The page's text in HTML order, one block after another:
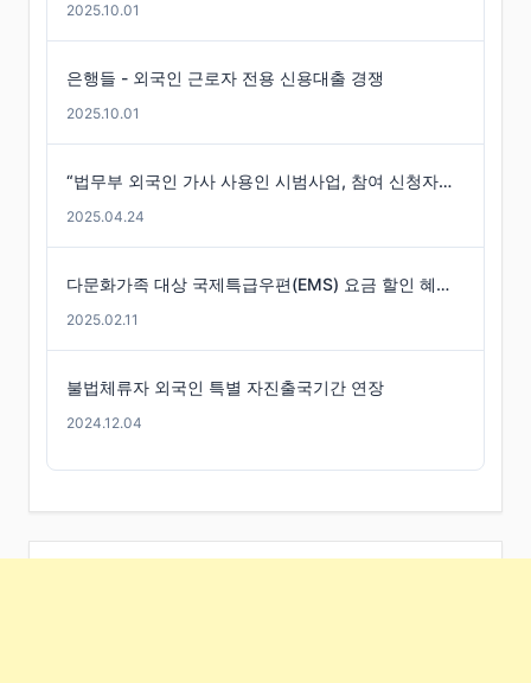
2025.10.01
은행들 - 외국인 근로자 전용 신용대출 경쟁
2025.10.01
“법무부 외국인 가사 사용인 시범사업, 참여 신청자는 미미”
2025.04.24
다문화가족 대상 국제특급우편(EMS) 요금 할인 혜택 -경기도
2025.02.11
불법체류자 외국인 특별 자진출국기간 연장
2024.12.04